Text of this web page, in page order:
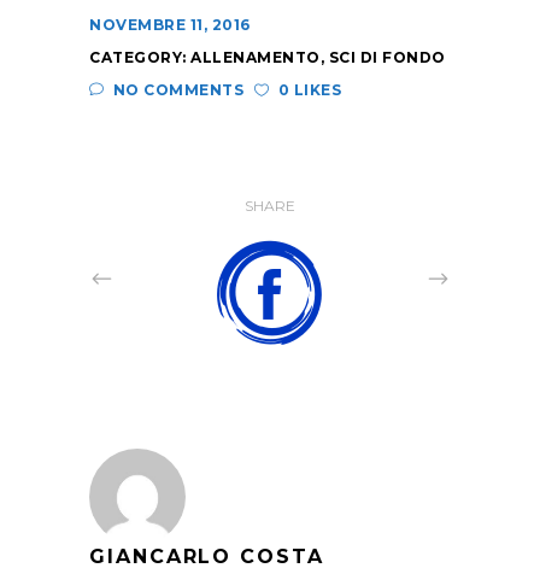
NOVEMBRE 11, 2016
CATEGORY: ALLENAMENTO , SCI DI FONDO
NO COMMENTS
0 LIKES
SHARE
GIANCARLO COSTA